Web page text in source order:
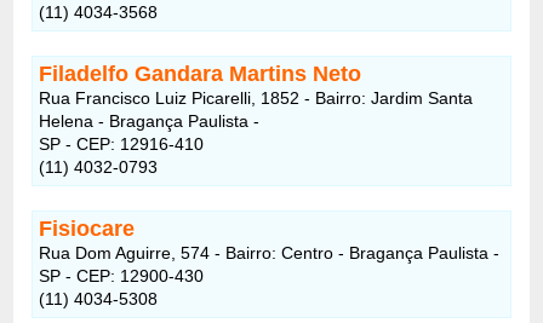
(11) 4034-3568
Filadelfo Gandara Martins Neto
Rua Francisco Luiz Picarelli, 1852 - Bairro: Jardim Santa
Helena - Bragança Paulista -
SP - CEP: 12916-410
(11) 4032-0793
Fisiocare
Rua Dom Aguirre, 574 - Bairro: Centro - Bragança Paulista -
SP - CEP: 12900-430
(11) 4034-5308